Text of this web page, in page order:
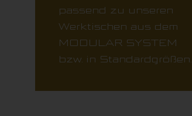
passend zu unseren
Werktischen aus dem
MODULAR SYSTEM
bzw. in Standardgrößen.